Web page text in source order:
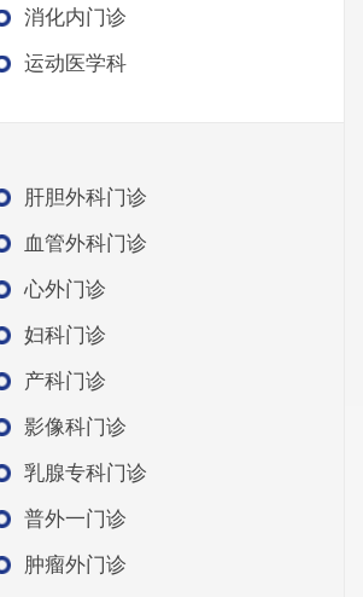
消化内门诊
运动医学科
肝胆外科门诊
血管外科门诊
心外门诊
妇科门诊
产科门诊
影像科门诊
乳腺专科门诊
普外一门诊
肿瘤外门诊